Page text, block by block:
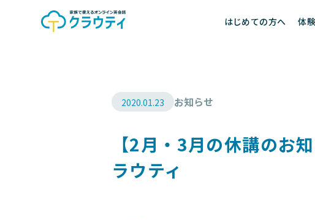
はじめての方へ 体
2020.01.23 お知らせ
【2月・3月の休講のお
ラウティ